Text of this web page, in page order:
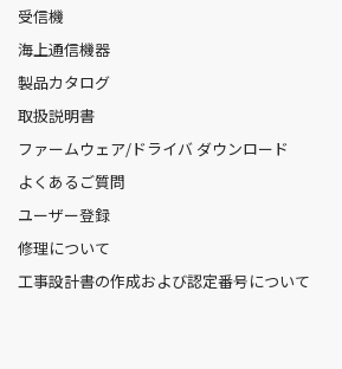
受信機
海上通信機器
製品カタログ
取扱説明書
ファームウェア/ドライバ ダウンロード
よくあるご質問
ユーザー登録
修理について
工事設計書の作成および認定番号について